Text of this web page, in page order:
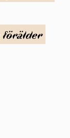
förälder